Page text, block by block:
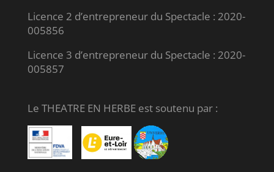
Licence 2 d’entrepreneur du Spectacle : 2020-
005856
Licence 3 d’entrepreneur du Spectacle : 2020-
005857
Le THEATRE EN HERBE est soutenu par :